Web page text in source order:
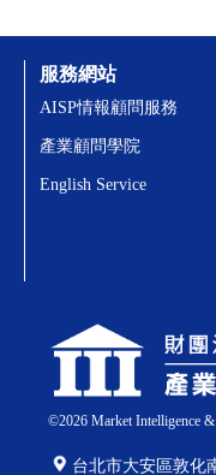
©2026Market Intelligence
台北市大安區敦化
服務網站
AISP情報顧問服務
產業顧問學院
English Service